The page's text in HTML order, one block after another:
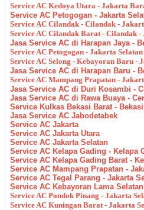
Service AC Kedoya Utara - Jakarta
Service AC Petogogan - Jakarta
Service AC Cilandak - Cilandak -
Service AC Cilandak Barat - Cilandak -
Jasa Service AC di Harapan Jaya -
Service AC Petogogan - Jakarta Selatan
Service AC Selong - Kebayoran Baru -
Jasa Service AC di Harapan Baru -
Service AC Mampang Prapatan -
Jasa Service AC di Duri Kosambi -
Jasa Service AC di Rawa Buaya -
Service Kulkas Bekasi Barat -
Jasa Service AC Jabodetabek
Service AC Jakarta
Service AC Jakarta Utara
Service AC Jakarta Selatan
Service AC Kelapa Gading - Kelapa
Service AC Kelapa Gading Barat -
Service AC Mampang Prapatan -
Service AC Tegal Parang - Jakarta
Service AC Kebayoran Lama
Service AC Pondok Pinang - Jakarta
Service AC Kuningan Barat - Jakarta